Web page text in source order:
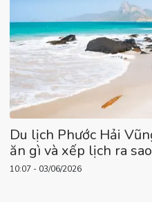
Du lịch Phước Hải
ăn gì và xếp lịch ra sao
10:07 - 03/06/2026